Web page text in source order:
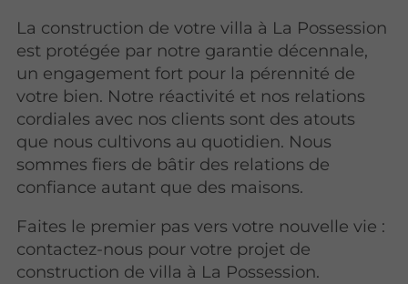
La construction de votre villa à La Possession
est protégée par notre garantie décennale,
un engagement fort pour la pérennité de
votre bien. Notre réactivité et nos relations
cordiales avec nos clients sont des atouts
que nous cultivons au quotidien. Nous
sommes fiers de bâtir des relations de
confiance autant que des maisons.
Faites le premier pas vers votre nouvelle vie :
contactez-nous pour votre projet de
construction de villa à La Possession.